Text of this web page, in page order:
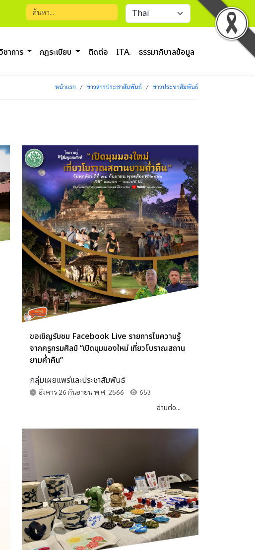
ชาการ กฏระเบียบ ติดต่อ ITA. ธรรมาภิบาลข้อมูล
หน้าแรก ข่าวสารประชาสัมพันธ์ ข่าวประชาสัมพันธ์
ขอเชิญรับชม Facebook Live รายการไขความรู้
จากครูกรมศิลป์ “เปิดมุมมองใหม่ เที่ยวโบราณสถาน
ยามค่ำคืน”
กลุ่มเผยแพร่และประชาสัมพันธ์
อังคาร 26 กันยายน พ.ศ. 2566 653
อ่านต่อ...